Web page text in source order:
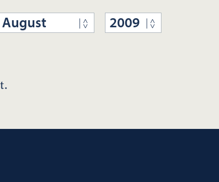
August 2009